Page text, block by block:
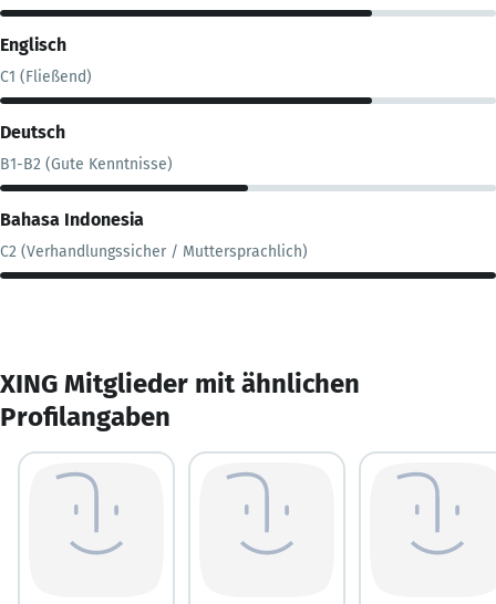
Englisch
C1 (Fließend)
Deutsch
B1-B2 (Gute Kenntnisse)
Bahasa Indonesia
C2 (Verhandlungssicher / Muttersprachlich)
XING Mitglieder mit ähnlichen
Profilangaben